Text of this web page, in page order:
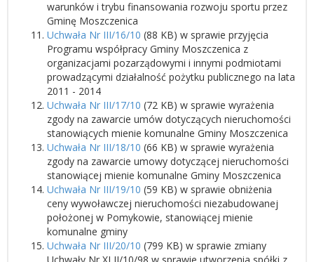
warunków i trybu finansowania rozwoju sportu przez
Gminę Moszczenica
Uchwała Nr III/16/10 (88 KB) w sprawie przyjęcia
Programu współpracy Gminy Moszczenica z
organizacjami pozarządowymi i innymi podmiotami
prowadzącymi działalność pożytku publicznego na lata
2011 - 2014
Uchwała Nr III/17/10 (72 KB) w sprawie wyrażenia
zgody na zawarcie umów dotyczących nieruchomości
stanowiących mienie komunalne Gminy Moszczenica
Uchwała Nr III/18/10 (66 KB) w sprawie wyrażenia
zgody na zawarcie umowy dotyczącej nieruchomości
stanowiącej mienie komunalne Gminy Moszczenica
Uchwała Nr III/19/10 (59 KB) w sprawie obniżenia
ceny wywoławczej nieruchomości niezabudowanej
położonej w Pomykowie, stanowiącej mienie
komunalne gminy
Uchwała Nr III/20/10 (799 KB) w sprawie zmiany